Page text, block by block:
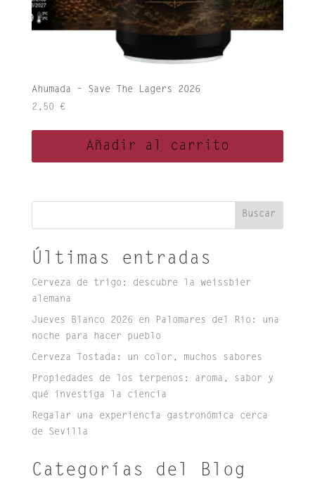
Ahumada – Save The Lagers 2026
2,50 €
Añadir al carrito
Buscar
Últimas entradas
Cerveza de trigo: descubre la weissbier
alemana
Jueves Blanco 2026 en Palomares del Río: una
noche para hacer pueblo
Cerveza Tostada: un color, muchos sabores
Propiedades de los terpenos: aroma, sabor y
qué investiga la ciencia
Regalar una experiencia gastronómica cerca
de Sevilla
Categorías del Blog